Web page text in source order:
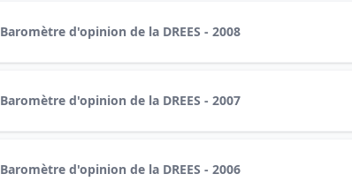
Baromètre d'opinion de la DREES - 2008
Baromètre d'opinion de la DREES - 2007
Baromètre d'opinion de la DREES - 2006